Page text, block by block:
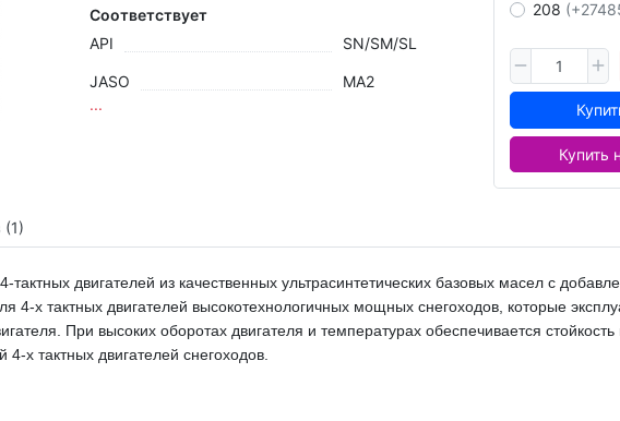
208
Купить
Соответствует
API
SN/SM/SL
JASO
MA2
...
(1)
двигателей из качественных ультрасинтетических базовых масел c
х тактных двигателей высокотехнологичных мощных снегоходов, которые
При высоких оборотах двигателя и температурах обеспечивается
х тактных двигателей снегоходов.